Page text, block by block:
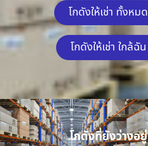
โกดังให้เช่า ทั้งหมด
โกดังให้เช่า ใกล้ฉัน
โกดังที่ยังว่างอยู่